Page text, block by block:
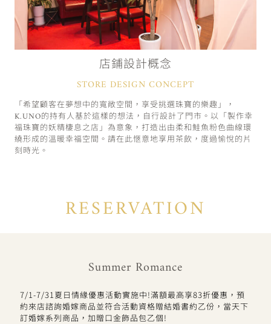
店鋪設計概念
STORE DESIGN CONCEPT
「希望顧客在夢想中的寬敞空間，享受挑選珠寶的樂趣」，
K.UNO的持有人基於這樣的想法，自行設計了門市。以「製作幸
福珠寶的妖精棲息之店」為意象，打造出由柔和鮭魚粉色曲線環
繞形成的溫暖幸福空間。請在此愜意地享用茶飲，度過愉悅的片
刻時光。
RESERVATION
Summer Romance
7/1-7/31夏日情緣優惠活動實施中!滿額最高享83折優惠，預
約來店諮詢婚嫁商品並符合活動資格贈結婚書約乙份，當天下
訂婚嫁系列商品，加贈口金飾品包乙個!